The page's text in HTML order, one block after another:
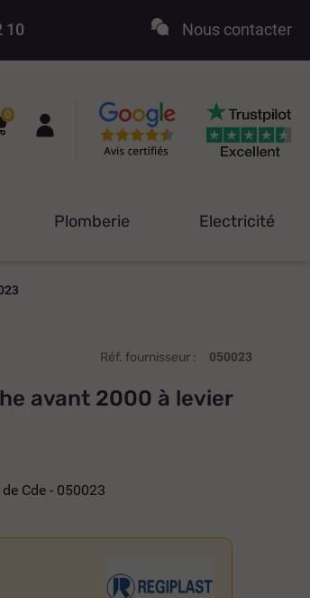
10 Nous contacter
0
Plomberie Electricité
Réf. fournisseur : 050023
avant 2000 à levier
Cde - 050023